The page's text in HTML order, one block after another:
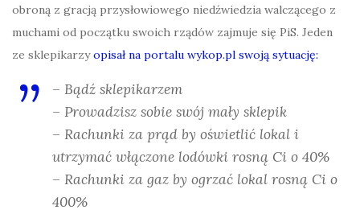
obroną z gracją przysłowiowego niedźwiedzia walczącego z
muchami od początku swoich rządów zajmuje się PiS. Jeden
ze sklepikarzyopisał na portalu wykop.pl swoją sytuację:
– Bądź sklepikarzem
– Prowadzisz sobie swój mały sklepik
– Rachunki za prąd by oświetlić lokal i
utrzymać włączone lodówki rosną Ci o 40%
– Rachunki za gaz by ogrzać lokal rosną Ci o
400%